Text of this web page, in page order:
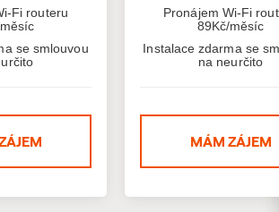
Fi routeru
se smlouvou
Pronájem Wi-Fi
89Kč/měsíc
Instalace zdarma se
na neurčito
MÁM ZÁJEM